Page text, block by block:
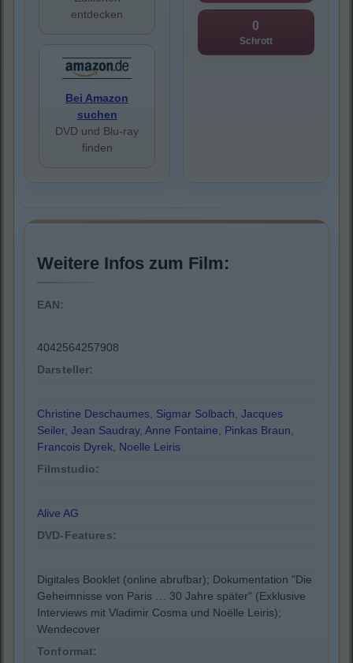
entdecken
Bei Amazon
suchen
DVD und Blu-ray
finden
0
Schrott
Weitere Infos zum Film:
EAN:
4042564257908
Darsteller:
Christine Deschaumes, Sigmar Solbach, Jacques
Seiler, Jean Saudray, Anne Fontaine, Pinkas Braun,
Francois Dyrek, Noelle Leiris
Filmstudio:
Alive AG
DVD-Features:
Digitales Booklet (online abrufbar); Dokumentation "Die
Geheimnisse von Paris … 30 Jahre später" (Exklusive
Interviews mit Vladimir Cosma und Noëlle Leiris);
Wendecover
Tonformat: